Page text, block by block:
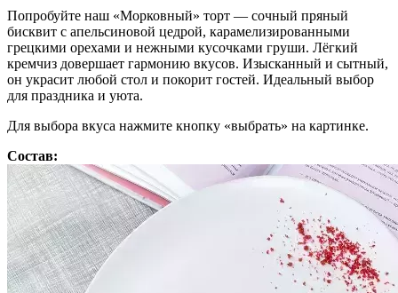
Попробуйте наш «Морковный» торт — сочный пряный
бисквит с апельсиновой цедрой, карамелизированными
грецкими орехами и нежными кусочками груши. Лёгкий
кремчиз довершает гармонию вкусов. Изысканный и сытный,
он украсит любой стол и покорит гостей. Идеальный выбор
для праздника и уюта.
Для выбора вкуса нажмите кнопку «выбрать» на картинке.
Состав: